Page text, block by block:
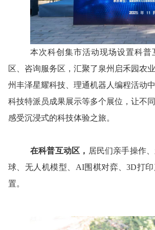
本次科创集市活动现场设置科普
区、咨询服务区，汇聚了泉州启禾园农
州丰泽星耀科技、理通机器人编程活动
科技特派员成果展示等多个展位，让不
感受沉浸式的科技体验之旅。
在科普互动区， 居民们亲手操作
球、无人机模型、 AI围棋对弈、3D打
置。